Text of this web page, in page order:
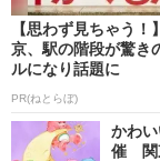
【思わず見ちゃう！
京、駅の階段が驚き
ルになり話題に
PR(ねとらぼ)
かわ
催 関